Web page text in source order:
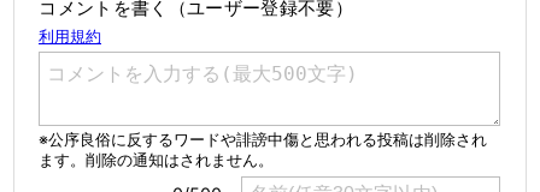
コメントを書く（ユーザー登録不要）